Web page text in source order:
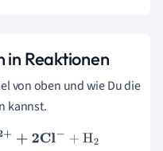
in Reaktionen
von oben und wie Du die
kannst.